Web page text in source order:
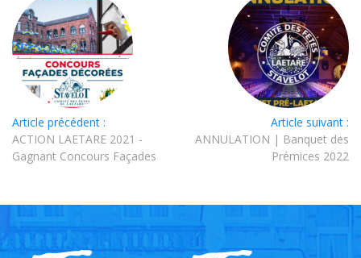
Article précédent :
ACTION LAETARE 2021 -
Gagnant Concours Façades
Article suivant :
ANNULATION | Banquet des
Prémices 2022